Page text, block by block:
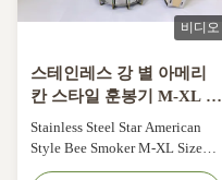
비디오
스테인레스 강 별 아메리
칸 스타일 훈봉기 M-XL 크
기
Stainless Steel Star American
Style Bee Smoker M-XL Size
ITEM NO.Products